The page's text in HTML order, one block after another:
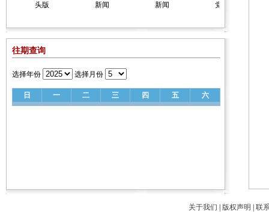
头版
新闻
新闻
党建
往期查询
选择年份 选择月份
日 一 二 三 四 五 六
关于我们 版权声明
联